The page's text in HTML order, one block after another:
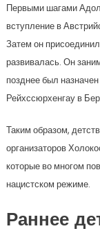
Первыми шагами
вступление в
Затем он
развивалась. Он
позднее был
Рейхссюрхенгау в
Таким образом,
организаторов
которые во многом
нацистском режиме.
Раннее